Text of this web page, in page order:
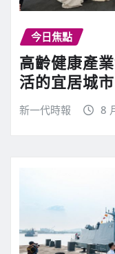
今日焦點
高齡健康產
活的宜居城市
新一代時報 8